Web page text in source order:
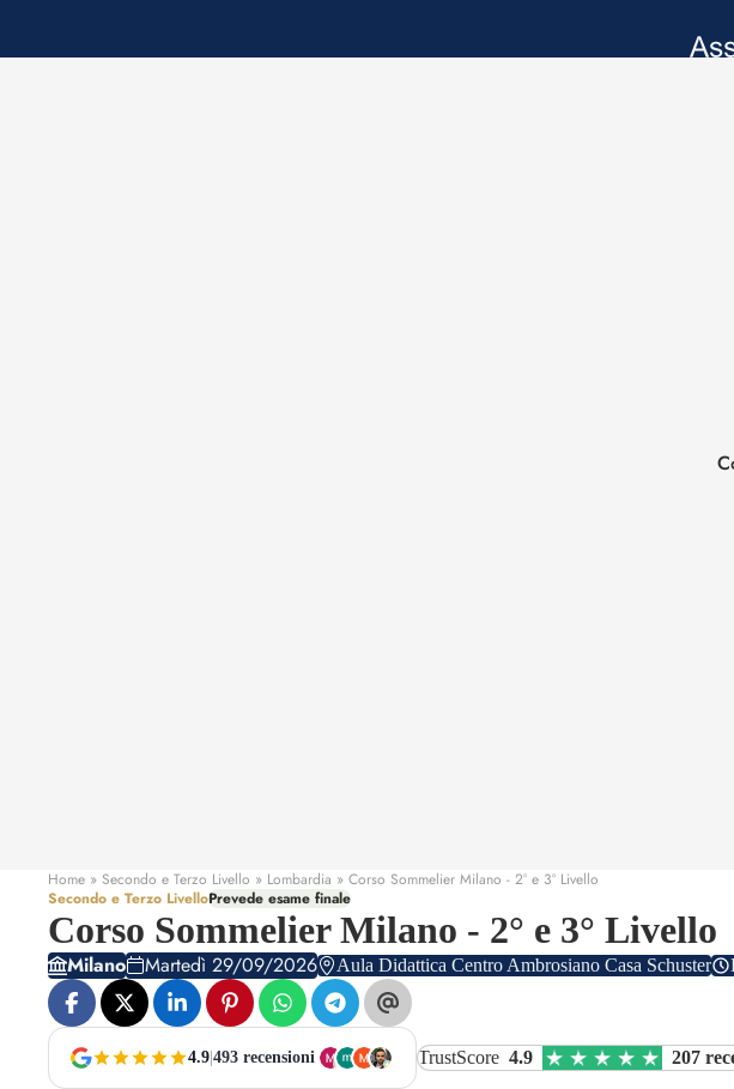
Home » Secondo e Terzo Livello » Lombardia » Corso Sommelier Milano - 2° e 3° Livello
Secondo e Terzo LivelloPrevede esame finale
Corso Sommelier Milano - 2° e 3° Livello
Milano Martedì 29/09/2026 Aula Didattica Centro Ambrosiano Casa Schuster
4.9 493 recensioni TrustScore 4.9 207